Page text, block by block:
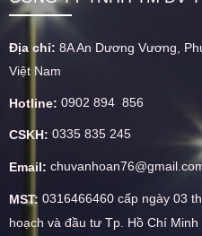
Địa chỉ: 8A An Dương Vương,
Việt Nam
Hotline: 0902 894 856
CSKH: 0335 835 245
Email:
MST: 0316466460 cấp ngày 03
hoạch và đầu tư Tp. Hồ Chí Minh